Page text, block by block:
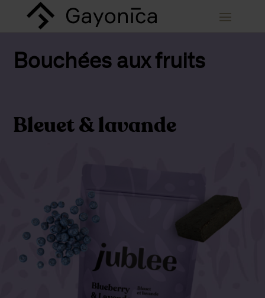
Bouchées aux fruits
Bleuet & lavande